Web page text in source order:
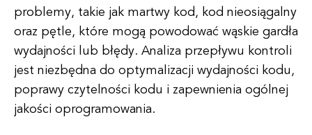
problemy, takie jak martwy kod, kod nieosiągalny
oraz pętle, które mogą powodować wąskie gardła
wydajności lub błędy. Analiza przepływu kontroli
jest niezbędna do optymalizacji wydajności kodu,
poprawy czytelności kodu i zapewnienia ogólnej
jakości oprogramowania.